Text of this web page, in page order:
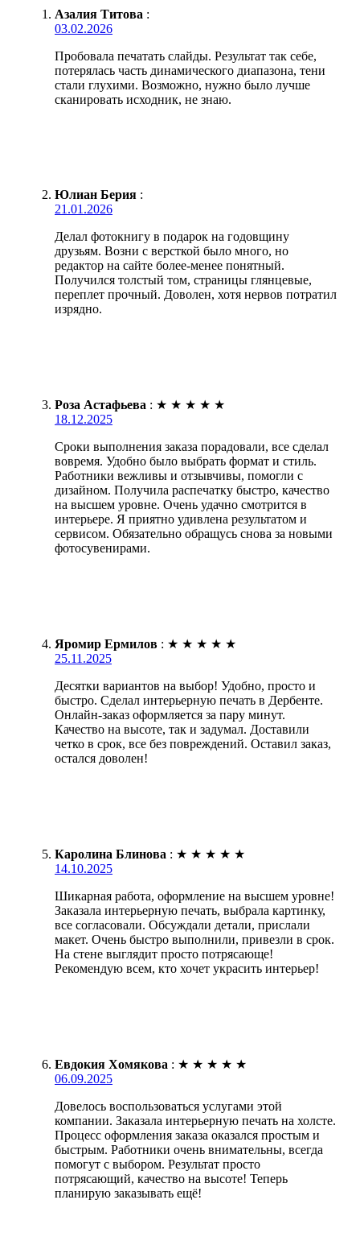
Азалия Титова :
03.02.2026
Пробовала печатать слайды. Результат так себе,
потерялась часть динамического диапазона, тени
стали глухими. Возможно, нужно было лучше
сканировать исходник, не знаю.
Юлиан Берия :
21.01.2026
Делал фотокнигу в подарок на годовщину
друзьям. Возни с версткой было много, но
редактор на сайте более-менее понятный.
Получился толстый том, страницы глянцевые,
переплет прочный. Доволен, хотя нервов потратил
изрядно.
Роза Астафьева : ★ ★ ★ ★ ★
18.12.2025
Сроки выполнения заказа порадовали, все сделал
вовремя. Удобно было выбрать формат и стиль.
Работники вежливы и отзывчивы, помогли с
дизайном. Получила распечатку быстро, качество
на высшем уровне. Очень удачно смотрится в
интерьере. Я приятно удивлена результатом и
сервисом. Обязательно обращусь снова за новыми
фотосувенирами.
Яромир Ермилов : ★ ★ ★ ★ ★
25.11.2025
Десятки вариантов на выбор! Удобно, просто и
быстро. Сделал интерьерную печать в Дербенте.
Онлайн-заказ оформляется за пару минут.
Качество на высоте, так и задумал. Доставили
четко в срок, все без повреждений. Оставил заказ,
остался доволен!
Каролина Блинова : ★ ★ ★ ★ ★
14.10.2025
Шикарная работа, оформление на высшем уровне!
Заказала интерьерную печать, выбрала картинку,
все согласовали. Обсуждали детали, прислали
макет. Очень быстро выполнили, привезли в срок.
На стене выглядит просто потрясающе!
Рекомендую всем, кто хочет украсить интерьер!
Евдокия Хомякова : ★ ★ ★ ★ ★
06.09.2025
Довелось воспользоваться услугами этой
компании. Заказала интерьерную печать на холсте.
Процесс оформления заказа оказался простым и
быстрым. Работники очень внимательны, всегда
помогут с выбором. Результат просто
потрясающий, качество на высоте! Теперь
планирую заказывать ещё!